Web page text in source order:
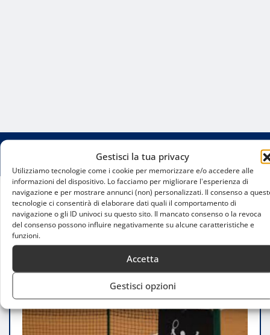
Gestisci la tua privacy
Utilizziamo tecnologie come i cookie per memorizzare e/o accedere alle
informazioni del dispositivo. Lo facciamo per migliorare l'esperienza di
navigazione e per mostrare annunci (non) personalizzati. Il consenso a
tecnologie ci consentirà di elaborare dati quali il comportamento di
navigazione o gli ID univoci su questo sito. Il mancato consenso o la revoca
del consenso possono influire negativamente su alcune caratteristiche e
funzioni.
Accetta
Gestisci opzioni
Home
Aspria Tennis Cup 2026 a Milano: Cecchinato guida
il grande tennis sulla terra rossa